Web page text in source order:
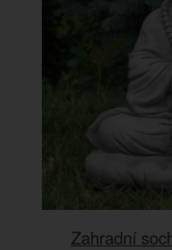
Zahradní